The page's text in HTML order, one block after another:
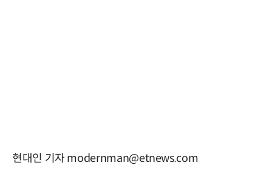
현대인 기자 modernman@etnews.com